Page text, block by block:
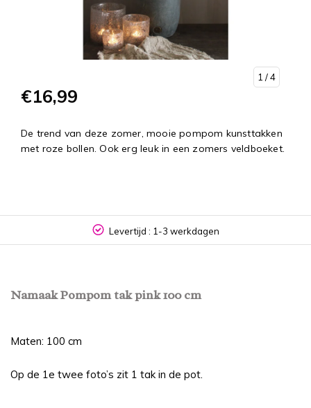
1 / 4
€16,99
De trend van deze zomer, mooie pompom kunsttakken
met roze bollen. Ook erg leuk in een zomers veldboeket.
Levertijd : 1-3 werkdagen
Namaak Pompom tak pink 100 cm
Maten: 100 cm
Op de 1e twee foto’s zit 1 tak in de pot.